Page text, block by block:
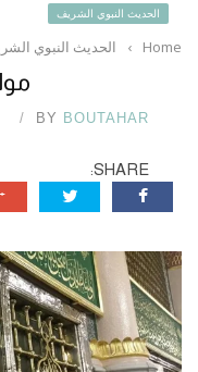
الحديث النبوي الشريف
Home
› الحديث النبوي
BY BOUTAHAR
SHARE: